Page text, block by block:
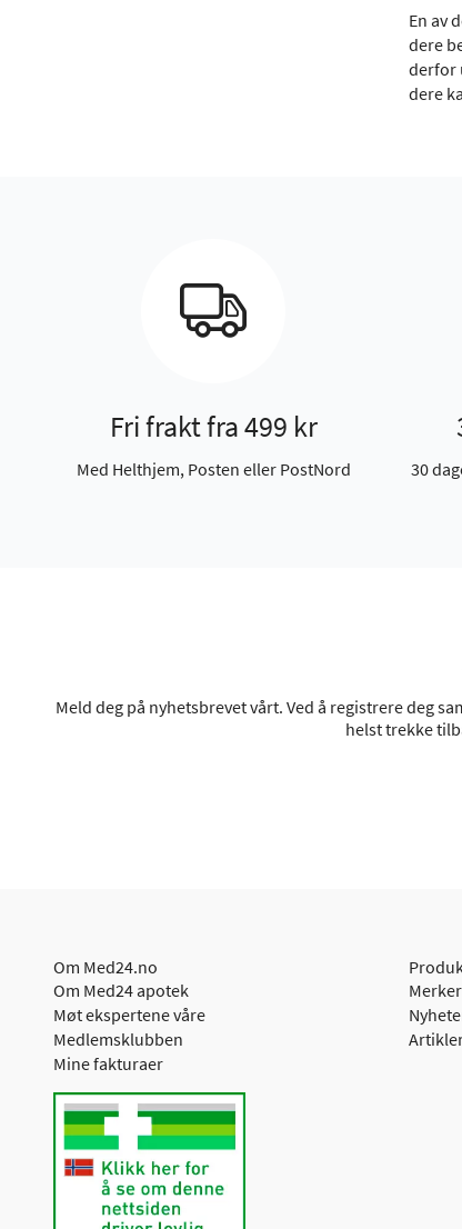
En av
dere
derfor
dere
Fri frakt fra 499 kr
Med Helthjem, Posten eller PostNord
30
Meld deg på nyhetsbrevet vårt. Ved å registrere deg
helst trekke
Om Med24.no
Om Med24 apotek
Møt ekspertene våre
Medlemsklubben
Mine fakturaer
Merker